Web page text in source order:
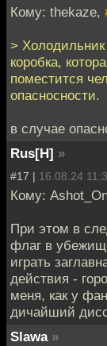
Кому: thekaze,
> Холодильник
коробка,
поместится
опасносности.
в случае
Rus[H] »
#17 | 16.08.24
Кому:
При этом в
флаг в
играть
действия -
меня, как у
дичайший
Slawa »